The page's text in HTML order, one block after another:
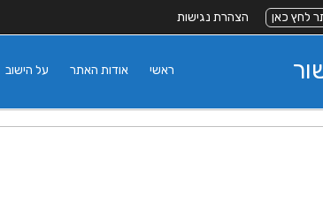
לחץ כאן הצהרת נגישות
על הישוב אודות האתר ראשי